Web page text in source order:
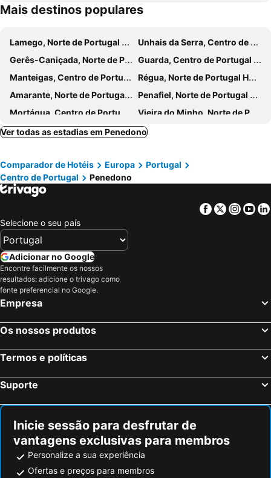
Mais destinos populares
Lamego, Norte de Portugal Hotéis
Unhais da Serra, Centro de Portugal Hotéis
Gerês-Caniçada, Norte de Portugal Hotéis
Guarda, Centro de Portugal Hotéis
Manteigas, Centro de Portugal Hotéis
Régua, Norte de Portugal Hotéis
Amarante, Norte de Portugal Hotéis
Penafiel, Norte de Portugal Hotéis
Mortágua, Centro de Portugal Hotéis
Vieira do Minho, Norte de Portugal Hotéis
Vila Real, Norte de Portugal Hotéis
Vila Pouca de Aguiar, Norte de Portugal Hotéis
Arouca, Centro de Portugal Hotéis
Vidago, Norte de Portugal Hotéis
Santa Maria da Feira, Centro de Portugal Hotéis
São João da Madeira, Norte de Portugal Hotéis
Nelas, Centro de Portugal Hotéis
Figueira da Foz, Centro de Portugal Hotéis
Fátima, Centro de Portugal Hotéis
Covilhã, Centro de Portugal Hotéis
Aveiro, Centro de Portugal Hotéis
Fundão, Centro de Portugal Hotéis
Viseu, Centro de Portugal Hotéis
Lisboa, Lisboa e Vale do Tejo Hotéis
Monte Gordo, Algarve Hotéis
Portimão, Algarve Hotéis
Évora, Alentejo Hotéis
Ver todas as estadias em Penedono
Comparador de Hotéis Europa
Portugal
Centro de Portugal
Penedono
Facebook
Twitter
Selecione o seu país
Adicionar no Google
Encontre facilmente os nossos
resultados: adicione o trivago como
fonte preferencial no Google.
Empresa
Os nossos produtos
Termos e políticas
Suporte
Inicie sessão para desfrutar de
vantagens exclusivas para membros
Personalize a sua experiência
Ofertas e preços para membros